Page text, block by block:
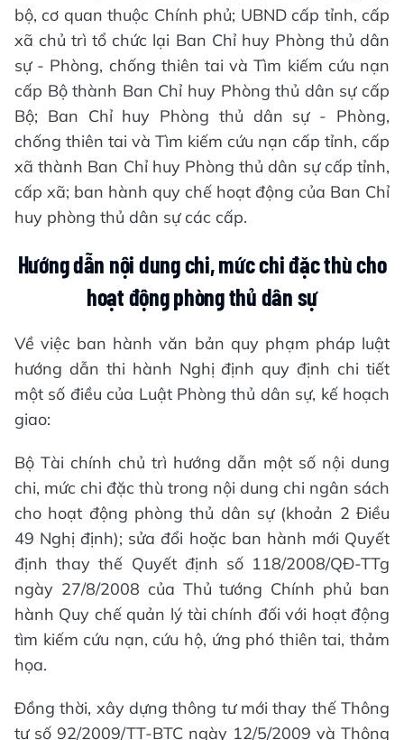
bộ, cơ quan thuộc Chính phủ; UBND cấp tỉnh, cấp
xã chủ trì tổ chức lại Ban Chỉ huy Phòng thủ dân
sự - Phòng, chống thiên tai và Tìm kiếm cứu nạn
cấp Bộ thành Ban Chỉ huy Phòng thủ dân sự cấp
Bộ; Ban Chỉ huy Phòng thủ dân sự - Phòng,
chống thiên tai và Tìm kiếm cứu nạn cấp tỉnh, cấp
xã thành Ban Chỉ huy Phòng thủ dân sự cấp tỉnh,
cấp xã; ban hành quy chế hoạt động của Ban Chỉ
huy phòng thủ dân sự các cấp.
Hướng dẫn nội dung chi, mức chi đặc thù cho
hoạt động phòng thủ dân sự
Về việc ban hành văn bản quy phạm pháp luật
hướng dẫn thi hành Nghị định quy định chi tiết
một số điều của Luật Phòng thủ dân sự, kế hoạch
giao:
Bộ Tài chính chủ trì hướng dẫn một số nội dung
chi, mức chi đặc thù trong nội dung chi ngân sách
cho hoạt động phòng thủ dân sự (khoản 2 Điều
49 Nghị định); sửa đổi hoặc ban hành mới Quyết
định thay thế Quyết định số 118/2008/QĐ-TTg
ngày 27/8/2008 của Thủ tướng Chính phủ ban
hành Quy chế quản lý tài chính đối với hoạt động
tìm kiếm cứu nạn, cứu hộ, ứng phó thiên tai, thảm
họa.
Đồng thời, xây dựng thông tư mới thay thế Thông
tư số 92/2009/TT-BTC ngày 12/5/2009 và Thông